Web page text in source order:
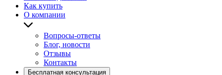
Как купить
О компании
Вопросы-ответы
Блог, новости
Отзывы
Контакты
Бесплатная консультация